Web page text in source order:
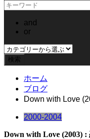
and
or
ホーム
ブログ
Down with Love
2000-2004
Down with Love (2003) :